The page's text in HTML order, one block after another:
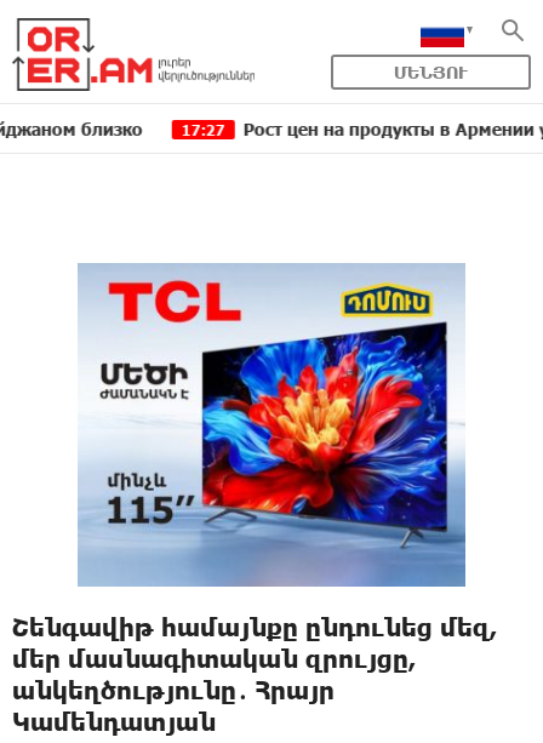
ՄԵՆՅՈՒ
17:27 Рост цен на продукты в Армении
Շենգավիթ համայնքը ընդունեց մեզ,
մեր մասնագիտական զրույցը,
անկեղծությունը․ Հրայր
Կամենդատյան